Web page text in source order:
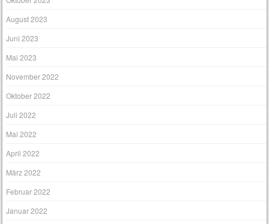
August 2023
Juni 2023
Mai 2023
November 2022
Oktober 2022
Juli 2022
Mai 2022
April 2022
März 2022
Februar 2022
Januar 2022